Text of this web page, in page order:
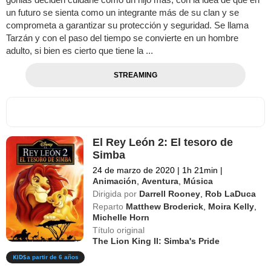
un futuro se sienta como un integrante más de su clan y se
comprometa a garantizar su protección y seguridad. Se llama
Tarzán y con el paso del tiempo se convierte en un hombre
adulto, si bien es cierto que tiene la ...
STREAMING
El Rey León 2: El tesoro de
Simba
24 de marzo de 2020 | 1h 21min |
Animación ,Aventura Música
Dirigida por Darrell Rooney Rob LaDuca
Reparto Matthew Broderick Moira Kelly
Michelle Horn
Título original
The Lion King II: Simba's Pride
a partir de 6 años